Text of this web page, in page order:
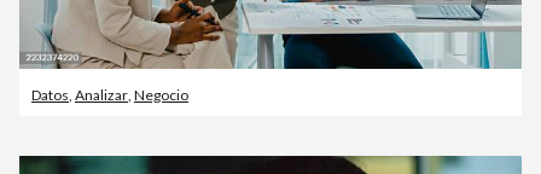
Datos, Analizar, Negocio